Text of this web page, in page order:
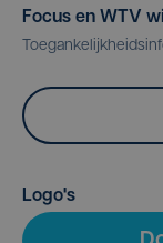
Focus en WTV
Logo's